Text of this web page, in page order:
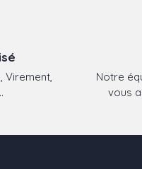
Virement,
Notre
vous